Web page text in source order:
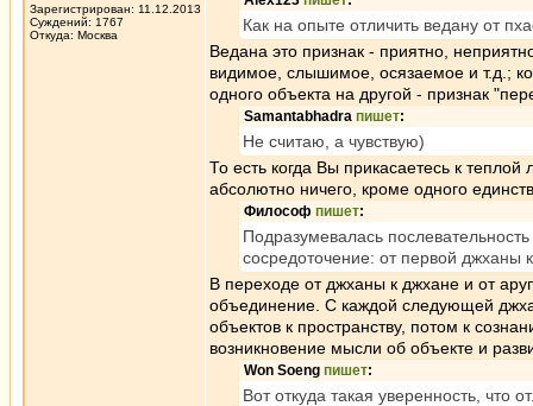
Зарегистрирован: 11.12.2013
Суждений: 1767
Откуда: Москва
Как на опыте отличить ведану от
Ведана это признак - приятно,
видимое, слышимое, осязаемое и т.д.;
одного объекта на другой - признак
Samantabhadra пишет:
Не считаю, а чувствую)
То есть когда Вы прикасаетесь к
абсолютно ничего, кроме одного
Философ пишет:
Подразумевалась
сосредоточение: от первой джханы
В переходе от джханы к джхане и от
объединение. С каждой следующей
объектов к пространству, потом к
возникновение мысли об объекте и
Won Soeng пишет:
Вот откуда такая уверенность, что